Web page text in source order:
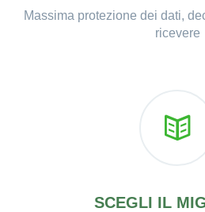
Massima protezione dei dati,
ricevere
SCEGLI IL